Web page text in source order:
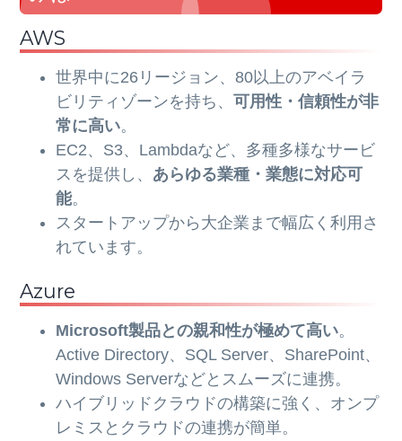
AWS
世界中に26リージョン、80以上のアベイラ
ビリティゾーンを持ち、可用性・信頼性が非
常に高い。
EC2、S3、Lambdaなど、多種多様なサービ
スを提供し、 あらゆる業種・業態に対応可
能。
スタートアップから大企業まで幅広く利用さ
れています。
Azure
Microsoft製品との親和性が極めて高い。
Active Directory、SQL Server、SharePoint、
Windows Serverなどとスムーズに連携。
ハイブリッドクラウドの構築に強く、オンプ
レミスとクラウドの連携が簡単。